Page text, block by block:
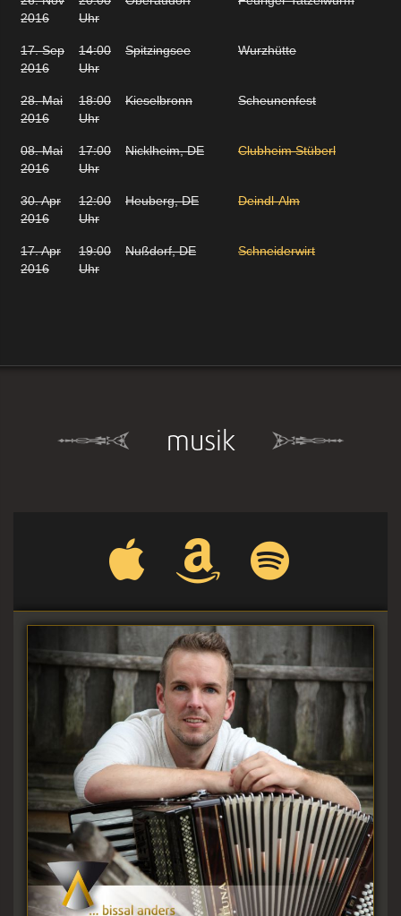
2016
Uhr
17. Sep
2016
14:00
Uhr
Spitzingsee Wurzhütte
28. Mai
2016
18:00
Uhr
Kieselbronn Scheunenfest
08. Mai
2016
17:00
Uhr
Nicklheim, DE Clubheim Stüberl
30. Apr
2016
12:00
Uhr
Heuberg, DE Deindl-Alm
17. Apr
2016
19:00
Uhr
Nußdorf, DE Schneiderwirt
musik